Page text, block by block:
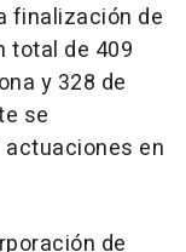
finalización de
total de 409
y 328 de
se
en
de